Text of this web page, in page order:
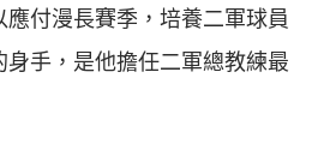
應付漫長賽季，培養二軍球員
手，是他擔任二軍總教練最